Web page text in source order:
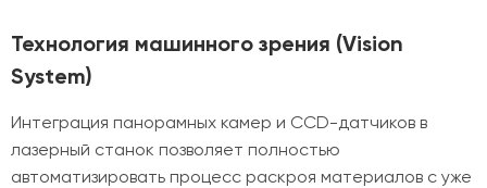
Технология машинного зрения (Vision
System)
Интеграция панорамных камер и CCD-датчиков в
лазерный станок позволяет полностью
автоматизировать процесс раскроя материалов с уже